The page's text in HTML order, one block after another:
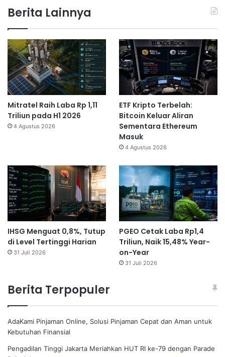
Berita Lainnya
Mitratel Raih Laba Rp 1,11
Triliun pada H1 2026
4 Agustus 2026
ETF Kripto Terbelah:
Bitcoin Keluar Aliran
Sementara Ethereum
Masuk
4 Agustus 2026
IHSG Menguat 0,8%, Tutup
di Level Tertinggi Harian
31 Juli 2026
PGEO Cetak Laba Rp1,4
Triliun, Naik 15,48% Year-
on-Year
31 Juli 2026
Berita Terpopuler
AdaKami Pinjaman Online, Solusi Pinjaman Cepat dan Aman untuk
Kebutuhan Finansial
Pengadilan Tinggi Jakarta Meriahkan HUT RI ke-79 dengan Parade